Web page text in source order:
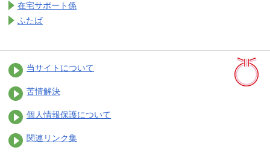
在宅サポート係
ふたば
当サイトについて
苦情解決
個人情報保護について
関連リンク集